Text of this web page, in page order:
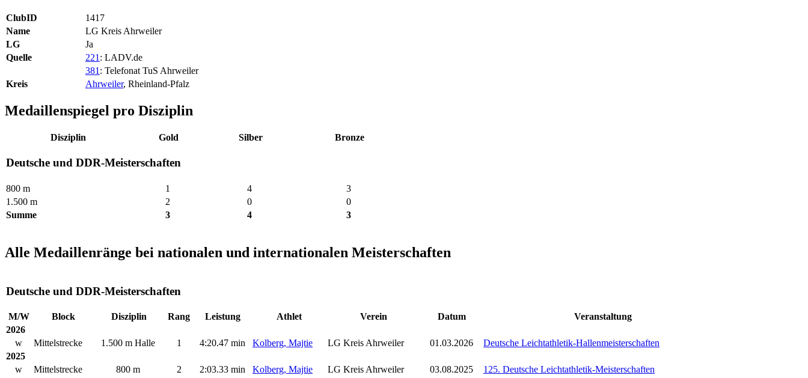
ClubID
1417
Name
LG Kreis Ahrweiler
LG
Ja
Quelle
221 : LADV.de
381 : Telefonat TuS Ahrweiler
Kreis
Ahrweiler, Rheinland-Pfalz
Medaillenspiegel pro Disziplin
Disziplin Gold Silber Bronze
Deutsche und DDR-Meisterschaften
800 m 1 4
3
1.500 m
2 0
0
Summe
3 4 3
Alle Medaillenränge bei nationalen und internationalen Meisterschaften
Deutsche und DDR-Meisterschaften
M/W Block Disziplin Rang Leistung Athlet Verein Datum
Veranstaltung
2026
w
Mittelstrecke 1.500 m Halle 1 4:20.47 min Kolberg, Majtie LG Kreis Ahrweiler 01.03.2026
Deutsche Leichtathletik-Hallenmeisterschaften
2025
w
Mittelstrecke 800 m 2 2:03.33 min Kolberg, Majtie LG Kreis Ahrweiler 03.08.2025
125. Deutsche Leichtathletik-Meisterschaften